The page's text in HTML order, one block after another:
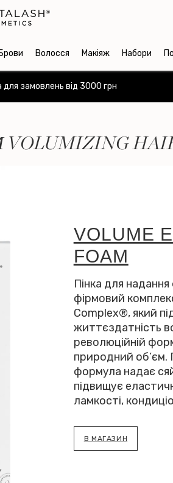
Брови Волосся Макіяж Набори
замовлень від 3000 грн
VOLUME
FOAM
Пінка для надання
фірмовий
Complex®, який
життєздатність
революційній
природний об’єм.
формула надає
підвищує
ламкості,
В МАГАЗИН